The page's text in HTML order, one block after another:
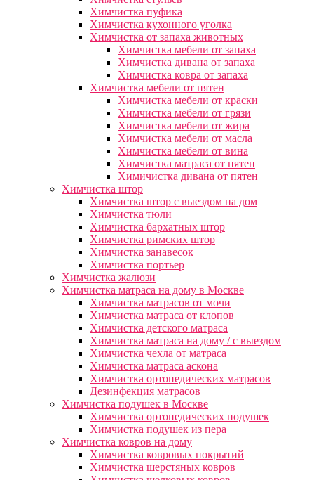
Химчистка пуфика
Химчистка кухонного уголка
Химчистка от запаха животных
Химчистка мебели от запаха
Химчистка дивана от запаха
Химчистка ковра от запаха
Химчистка мебели от пятен
Химчистка мебели от краски
Химчистка мебели от грязи
Химчистка мебели от жира
Химчистка мебели от масла
Химчистка мебели от вина
Химчистка матраса от пятен
Химичистка дивана от пятен
Химчистка штор
Химчистка штор с выездом на дом
Химчистка тюли
Химчистка бархатных штор
Химчистка римских штор
Химчистка занавесок
Химчистка портьер
Химчистка жалюзи
Химчистка матраса на дому в Москве
Химчистка матрасов от мочи
Химчистка матраса от клопов
Химчистка детского матраса
Химчистка матраса на дому / с выездом
Химчистка чехла от матраса
Химчистка матраса аскона
Химчистка ортопедических матрасов
Дезинфекция матрасов
Химчистка подушек в Москве
Химчистка ортопедических подушек
Химчистка подушек из пера
Химчистка ковров на дому
Химчистка ковровых покрытий
Химчистка шерстяных ковров